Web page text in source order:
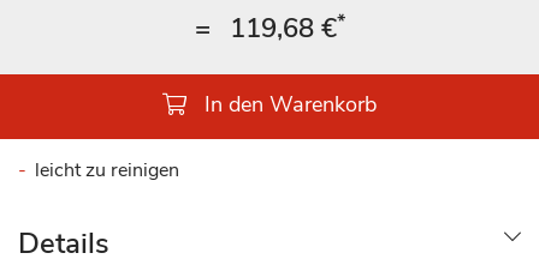
= 119,68 €*
In den Warenkorb
leicht zu reinigen
Details